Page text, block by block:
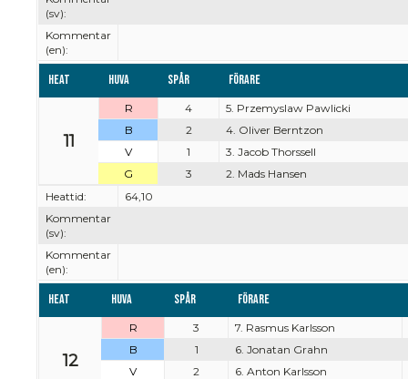
(sv):
Kommentar
(en):
Heat Huva Spår Förare
11
R 4
5. Przemyslaw Pawlicki
B
2
4. Oliver Berntzon
V
1
3. Jacob Thorssell
G
3
2. Mads Hansen
Heattid:
64,10
Kommentar
(sv):
Kommentar
(en):
Heat Huva Spår Förare
12
R 3
7. Rasmus Karlsson
B
1
6. Jonatan Grahn
V
2
6. Anton Karlsson